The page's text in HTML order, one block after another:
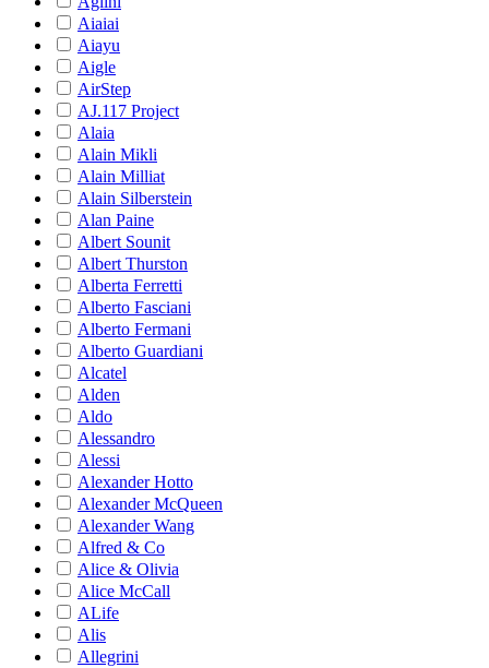
Aiaiai
Aiayu
Aigle
AirStep
AJ.117 Project
Alaia
Alain Mikli
Alain Milliat
Alain Silberstein
Alan Paine
Albert Sounit
Albert Thurston
Alberta Ferretti
Alberto Fasciani
Alberto Fermani
Alberto Guardiani
Alcatel
Alden
Aldo
Alessandro
Alessi
Alexander Hotto
Alexander McQueen
Alexander Wang
Alfred & Co
Alice & Olivia
Alice McCall
ALife
Alis
Allegrini